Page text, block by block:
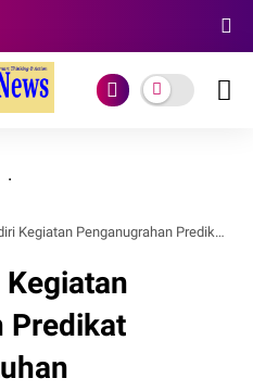
.
Penilaian Kepatuhan Penyelenggaraan Pelayanan Opini Pengawasan Pelayanan Publik Tahun 2023
Predikat